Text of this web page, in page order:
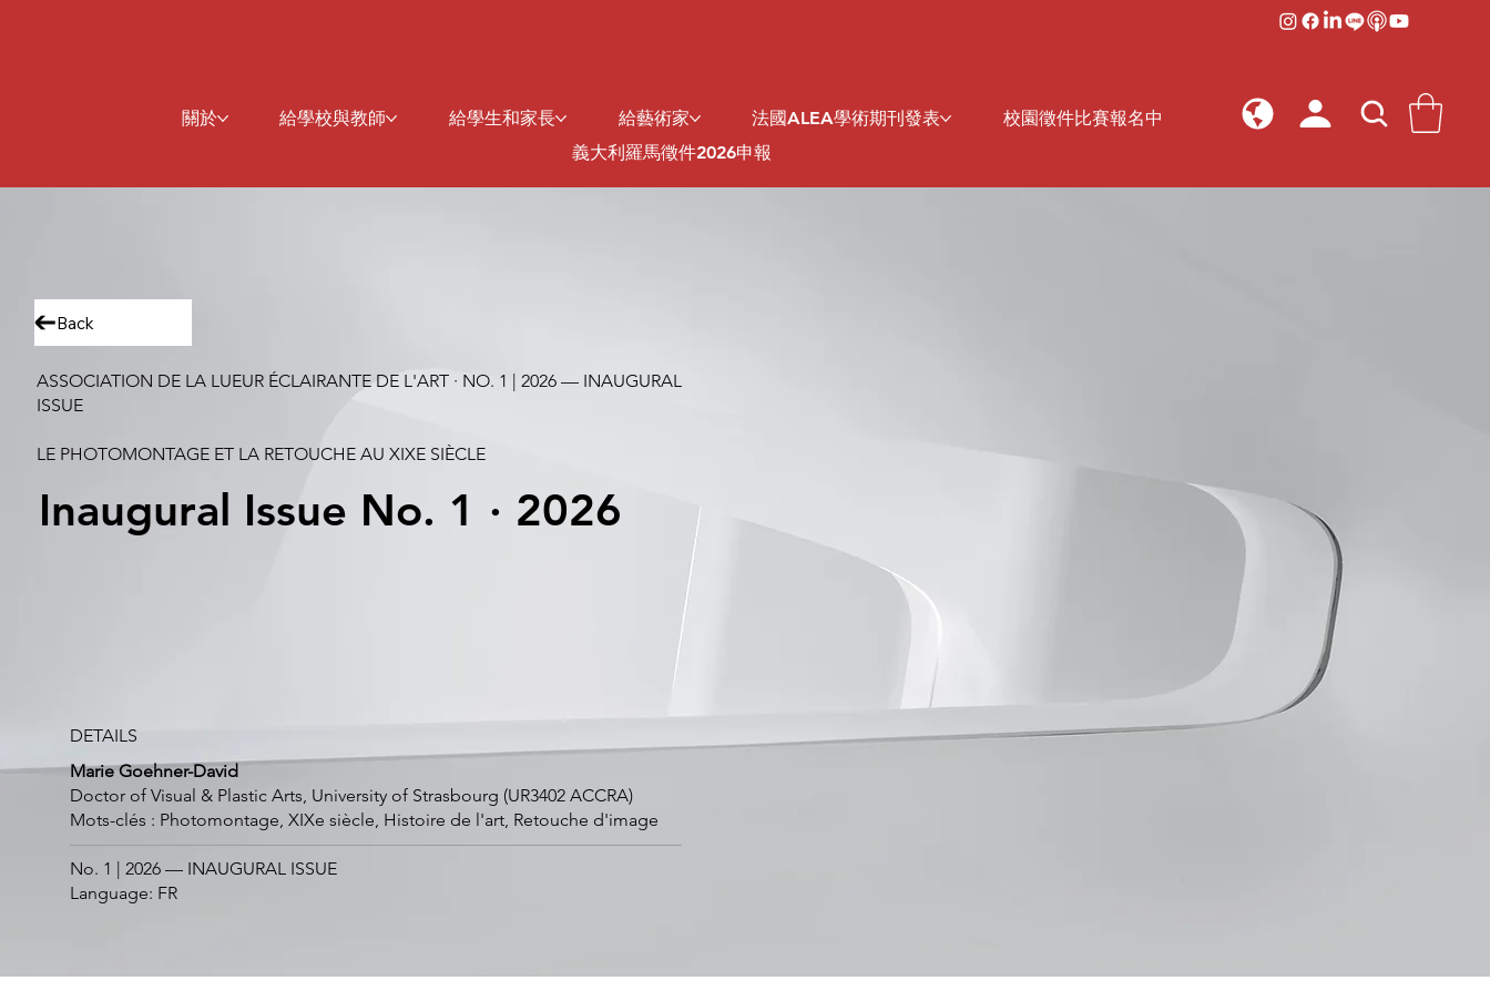
關於 給學校與教師 給學生和家長 給藝術家 法國ALEA學術期刊發表
校園徵件比賽報名中
義大利羅馬徵件2026申報
Back
ASSOCIATION DE LA LUEUR ÉCLAIRANTE DE L'ART · NO. 1 | 2026 — INAUGURAL
ISSUE
LE PHOTOMONTAGE ET LA RETOUCHE AU XIXE SIÈCLE
Inaugural Issue No. 1 · 2026
DETAILS
Marie Goehner-David
Doctor of Visual & Plastic Arts, University of Strasbourg (UR3402 ACCRA)
Mots-clés : Photomontage, XIXe siècle, Histoire de l'art, Retouche d'image
No. 1 | 2026 — INAUGURAL ISSUE
Language: FR